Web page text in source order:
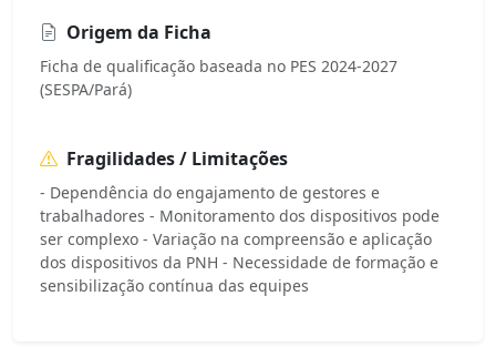
Origem da Ficha
Ficha de qualificação baseada no PES 2024-2027
(SESPA/Pará)
Fragilidades / Limitações
- Dependência do engajamento de gestores e
trabalhadores - Monitoramento dos dispositivos pode
ser complexo - Variação na compreensão e aplicação
dos dispositivos da PNH - Necessidade de formação e
sensibilização contínua das equipes